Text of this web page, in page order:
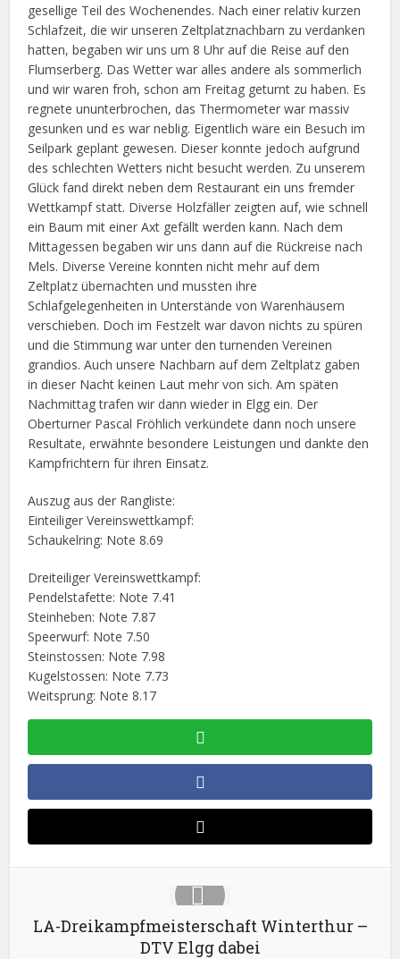
gesellige Teil des Wochenendes. Nach einer relativ kurzen
Schlafzeit, die wir unseren Zeltplatznachbarn zu verdanken
hatten, begaben wir uns um 8 Uhr auf die Reise auf den
Flumserberg. Das Wetter war alles andere als sommerlich
und wir waren froh, schon am Freitag geturnt zu haben. Es
regnete ununterbrochen, das Thermometer war massiv
gesunken und es war neblig. Eigentlich wäre ein Besuch im
Seilpark geplant gewesen. Dieser konnte jedoch aufgrund
des schlechten Wetters nicht besucht werden. Zu unserem
Glück fand direkt neben dem Restaurant ein uns fremder
Wettkampf statt. Diverse Holzfäller zeigten auf, wie schnell
ein Baum mit einer Axt gefällt werden kann. Nach dem
Mittagessen begaben wir uns dann auf die Rückreise nach
Mels. Diverse Vereine konnten nicht mehr auf dem
Zeltplatz übernachten und mussten ihre
Schlafgelegenheiten in Unterstände von Warenhäusern
verschieben. Doch im Festzelt war davon nichts zu spüren
und die Stimmung war unter den turnenden Vereinen
grandios. Auch unsere Nachbarn auf dem Zeltplatz gaben
in dieser Nacht keinen Laut mehr von sich. Am späten
Nachmittag trafen wir dann wieder in Elgg ein. Der
Oberturner Pascal Fröhlich verkündete dann noch unsere
Resultate, erwähnte besondere Leistungen und dankte den
Kampfrichtern für ihren Einsatz.
Auszug aus der Rangliste:
Einteiliger Vereinswettkampf:
Schaukelring: Note 8.69
Dreiteiliger Vereinswettkampf:
Pendelstafette: Note 7.41
Steinheben: Note 7.87
Speerwurf: Note 7.50
Steinstossen: Note 7.98
Kugelstossen: Note 7.73
Weitsprung: Note 8.17
LA-Dreikampfmeisterschaft Winterthur –
DTV Elgg dabei